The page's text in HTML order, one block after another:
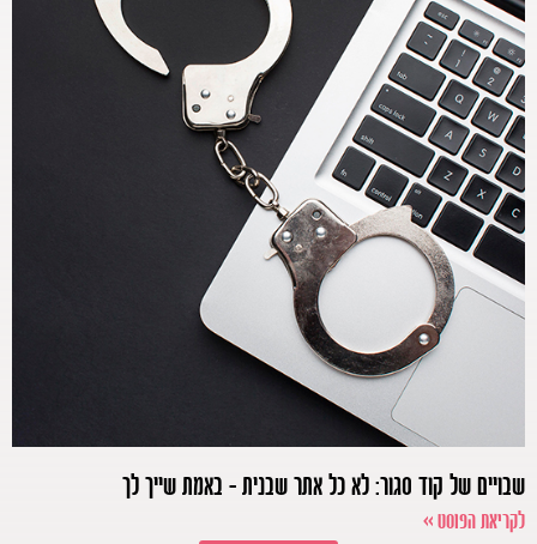
שבויים של קוד סגור: לא כל אתר שבנית – באמת שייך לך
לקריאת הפוסט >>